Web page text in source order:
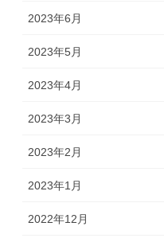
2023年6月
2023年5月
2023年4月
2023年3月
2023年2月
2023年1月
2022年12月